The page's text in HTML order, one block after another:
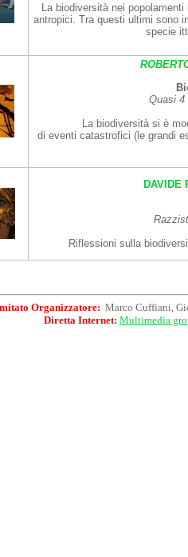
La biodiversità nei
antropici. Tra questi ultimi sono
specie
Quasi 4
La biodiversità si è
di eventi catastrofici (le grandi
DAVIDE
Riflessioni sulla
Organizzatore: Marco Cuffiani,
Diretta Internet: Multimedia